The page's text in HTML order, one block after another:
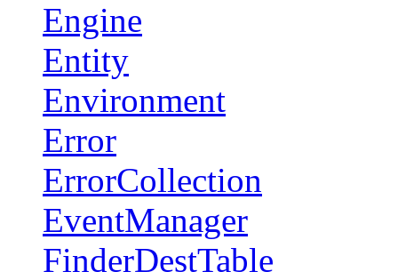
Engine
Entity
Environment
Error
ErrorCollection
EventManager
FinderDestTable